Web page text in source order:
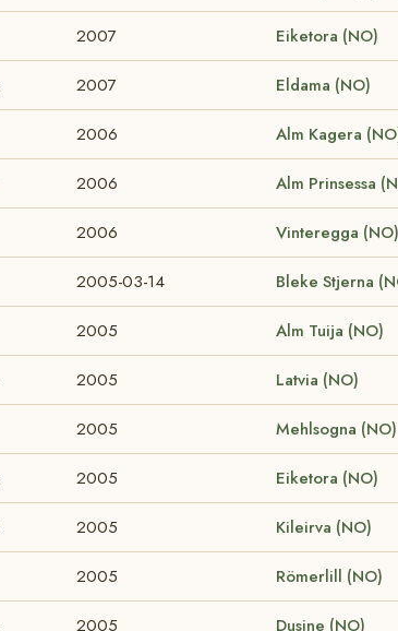
2007 Eiketora (NO)
2007 Eldama (NO)
2006 Alm Kagera
2006 Alm Prinsessa
2006 Vinteregga (NO)
2005-03-14 Bleke Stjerna
2005 Alm Tuija (NO)
2005 Latvia (NO)
2005 Mehlsogna (NO)
2005 Eiketora (NO)
2005 Kileirva (NO)
2005 Römerlill (NO)
2005 Dusine (NO)